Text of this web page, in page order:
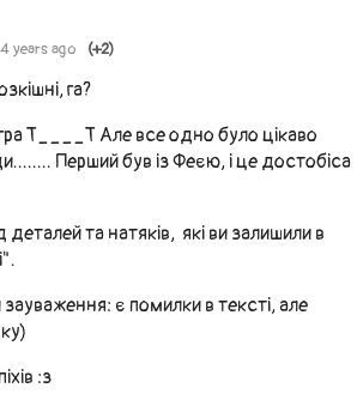
4 years ago (+2)
га?
Т____Т Але все одно було цікаво
Перший був із Феєю, і це достобіса
деталей та натяків, які ви залишили в
є помилки в тексті, але
:з